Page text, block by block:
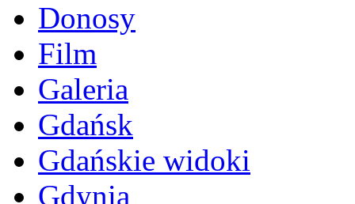
Donosy
Film
Galeria
Gdańsk
Gdańskie widoki
Gdynia